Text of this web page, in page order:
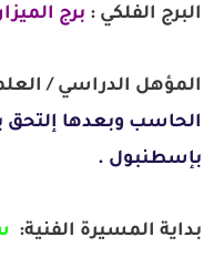
البرج الفلكي : برج
المؤهل الدراسي /
الحاسب وبعدها إلتحق
بإسطنبول .
بداية المسيرة الفنية: